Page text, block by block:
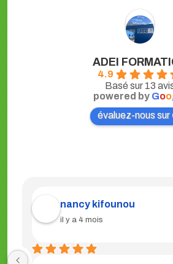
ADEI
4.9
Basé sur 13
powered by Goo
évaluez-nous sur
Bernadette BENE
il y a 4 mois